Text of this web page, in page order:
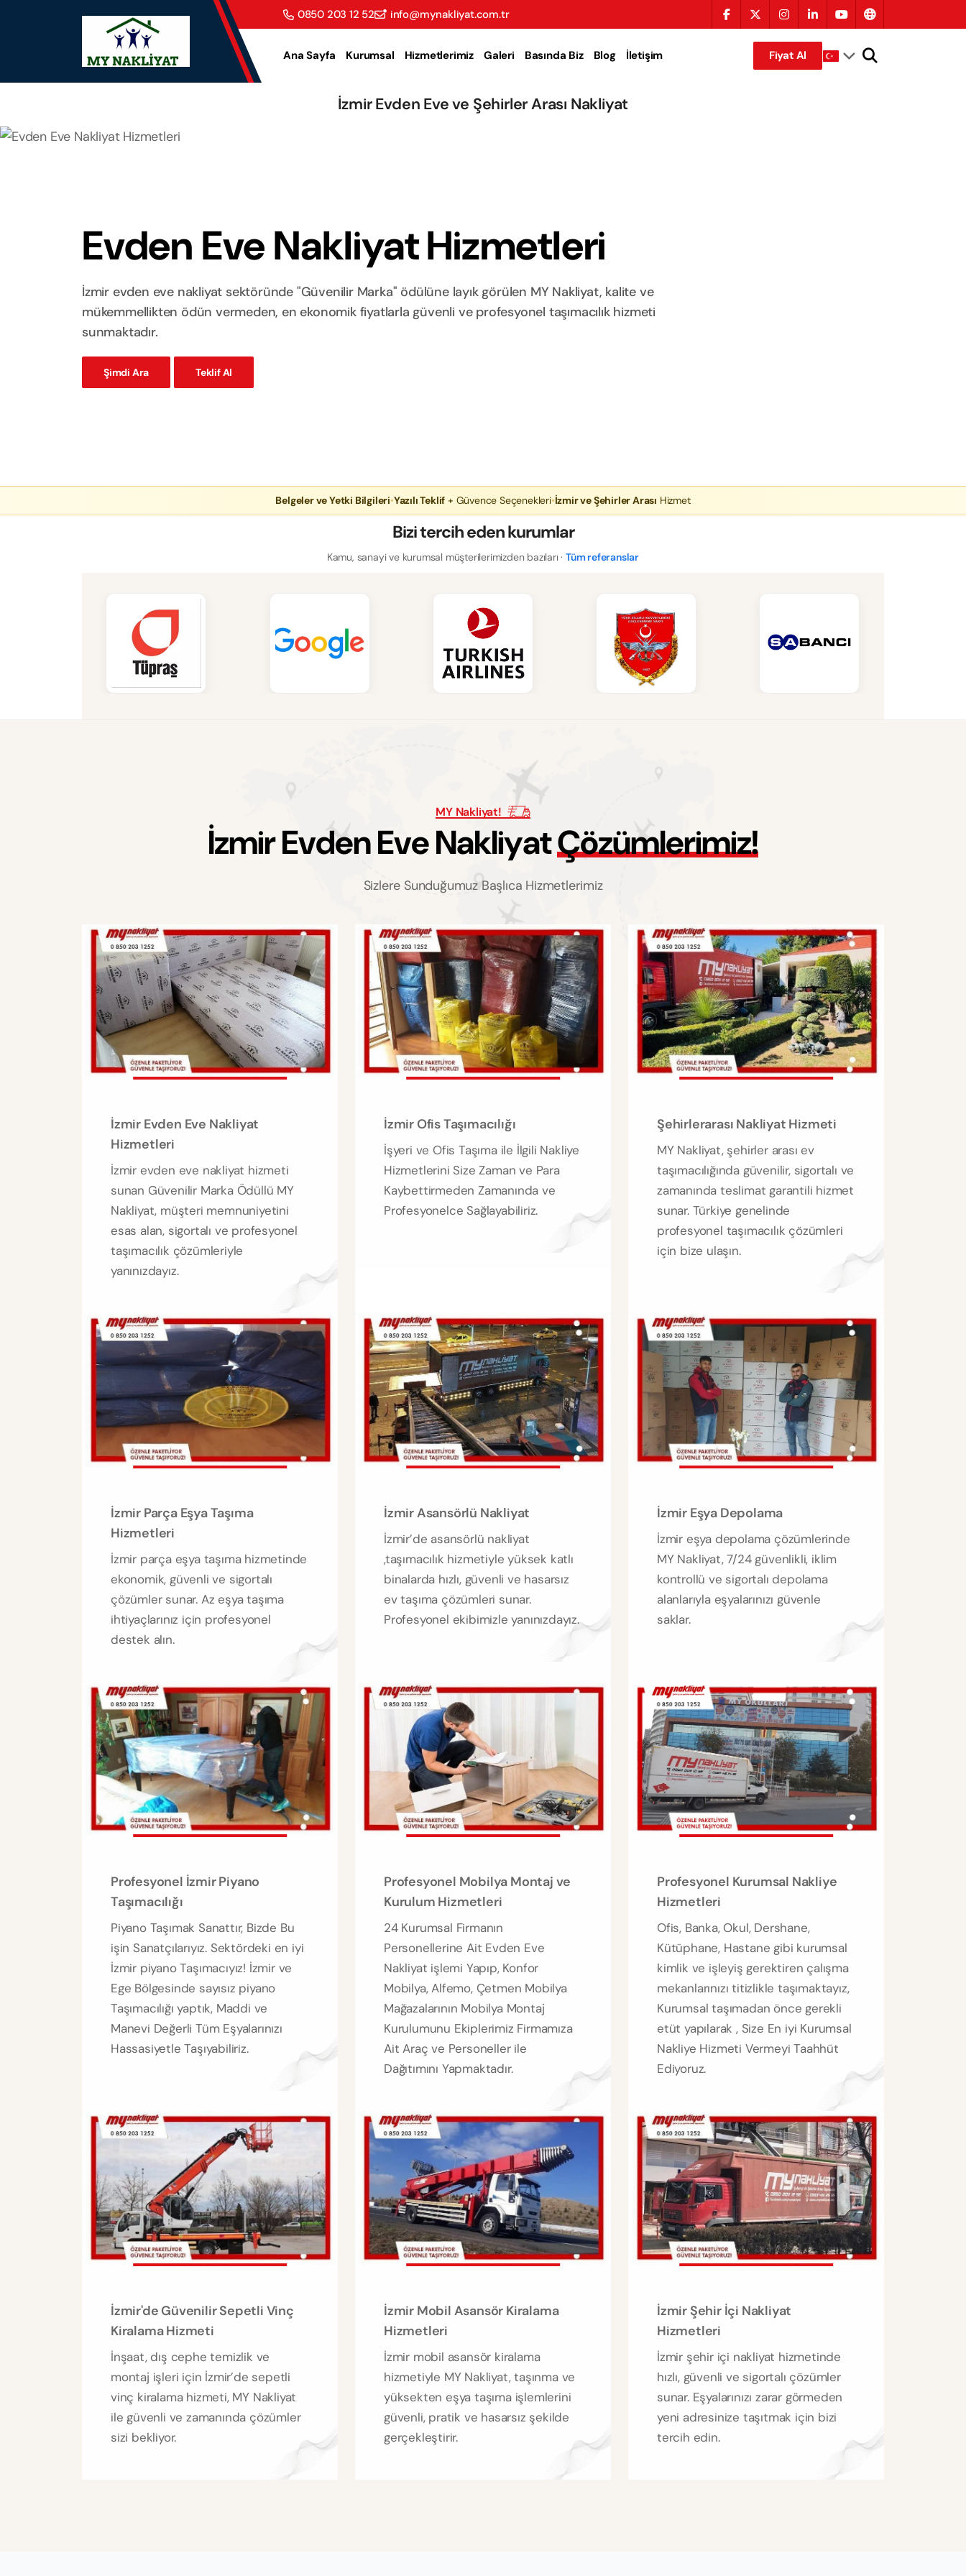
0850 203 12 52 info@mynakliyat.com.tr
Ana Sayfa Kurumsal Hizmetlerimiz Galeri Basında Biz Blog İletişim Fiyat Al
İzmir Evden Eve ve Şehirler Arası Nakliyat
Evden Eve Nakliyat Hizmetleri
İzmir evden eve nakliyat sektöründe "Güvenilir Marka" ödülüne layık görülen MY Nakliyat, kalite ve
mükemmellikten ödün vermeden, en ekonomik fiyatlarla güvenli ve profesyonel taşımacılık hizmeti
sunmaktadır.
Şimdi Ara Teklif Al
Belgeler ve Yetki Bilgileri•Yazılı Teklif + Güvence Seçenekleri•İzmir ve Şehirler Arası Hizmet
Bizi tercih eden kurumlar
Kamu, sanayi ve kurumsal müşterilerimizden bazıları ·Tüm referanslar
MY Nakliyat!
İzmirEvdenEveNakliyatÇözümlerimiz!
Sizlere Sunduğumuz Başlıca Hizmetlerimiz
İzmir Evden Eve Nakliyat
Hizmetleri
İzmir evden eve nakliyat hizmeti
sunan Güvenilir Marka Ödüllü MY
Nakliyat, müşteri memnuniyetini
esas alan, sigortalı ve profesyonel
taşımacılık çözümleriyle
yanınızdayız.
İzmir Ofis Taşımacılığı
İşyeri ve Ofis Taşıma ile İlgili Nakliye
Hizmetlerini Size Zaman ve Para
Kaybettirmeden Zamanında ve
Profesyonelce Sağlayabiliriz.
Şehirlerarası Nakliyat Hizmeti
MY Nakliyat, şehirler arası ev
taşımacılığında güvenilir, sigortalı ve
zamanında teslimat garantili hizmet
sunar. Türkiye genelinde
profesyonel taşımacılık çözümleri
için bize ulaşın.
İzmir Parça Eşya Taşıma
Hizmetleri
İzmir parça eşya taşıma hizmetinde
ekonomik, güvenli ve sigortalı
çözümler sunar. Az eşya taşıma
ihtiyaçlarınız için profesyonel
destek alın.
İzmir Asansörlü Nakliyat
İzmir’de asansörlü nakliyat
,taşımacılık hizmetiyle yüksek katlı
binalarda hızlı, güvenli ve hasarsız
ev taşıma çözümleri sunar.
Profesyonel ekibimizle yanınızdayız.
İzmir Eşya Depolama
İzmir eşya depolama çözümlerinde
MY Nakliyat, 7/24 güvenlikli, iklim
kontrollü ve sigortalı depolama
alanlarıyla eşyalarınızı güvenle
saklar.
Profesyonel İzmir Piyano
Taşımacılığı
Piyano Taşımak Sanattır, Bizde Bu
işin Sanatçılarıyız. Sektördeki en iyi
İzmir piyano Taşımacıyız! İzmir ve
Ege Bölgesinde sayısız piyano
Taşımacılığı yaptık, Maddi ve
Manevi Değerli Tüm Eşyalarınızı
Hassasiyetle Taşıyabiliriz.
Profesyonel Mobilya Montaj ve
Kurulum Hizmetleri
24 Kurumsal Firmanın
Personellerine Ait Evden Eve
Nakliyat işlemi Yapıp, Konfor
Mobilya, Alfemo, Çetmen Mobilya
Mağazalarının Mobilya Montaj
Kurulumunu Ekiplerimiz Firmamıza
Ait Araç ve Personeller ile
Dağıtımını Yapmaktadır.
Profesyonel Kurumsal Nakliye
Hizmetleri
Ofis, Banka, Okul, Dershane,
Kütüphane, Hastane gibi kurumsal
kimlik ve işleyiş gerektiren çalışma
mekanlarınızı titizlikle taşımaktayız,
Kurumsal taşımadan önce gerekli
etüt yapılarak , Size En iyi Kurumsal
Nakliye Hizmeti Vermeyi Taahhüt
Ediyoruz.
İzmir'de Güvenilir Sepetli Vinç
Kiralama Hizmeti
İnşaat, dış cephe temizlik ve
montaj işleri için İzmir’de sepetli
vinç kiralama hizmeti, MY Nakliyat
ile güvenli ve zamanında çözümler
sizi bekliyor.
İzmir Mobil Asansör Kiralama
Hizmetleri
İzmir mobil asansör kiralama
hizmetiyle MY Nakliyat, taşınma ve
yüksekten eşya taşıma işlemlerini
güvenli, pratik ve hasarsız şekilde
gerçekleştirir.
İzmir Şehir İçi Nakliyat
Hizmetleri
İzmir şehir içi nakliyat hizmetinde
hızlı, güvenli ve sigortalı çözümler
sunar. Eşyalarınızı zarar görmeden
yeni adresinize taşıtmak için bizi
tercih edin.